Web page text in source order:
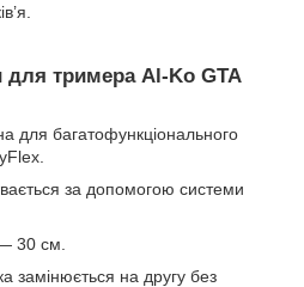
для тримера Al-Ko GTA
для багатофункціонального
за допомогою системи
30 см.
замінюється на другу без